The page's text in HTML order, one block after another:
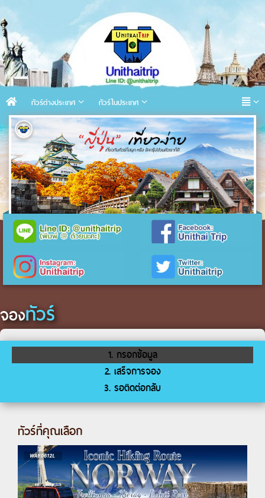
ทัวร์ต่างประเทศ ทัวร์ในประเทศ
จองทัวร์
1. กรอกข้อมูล
2. เสร็จการจอง
3. รอติดต่อกลับ
ทัวร์ที่คุณเลือก